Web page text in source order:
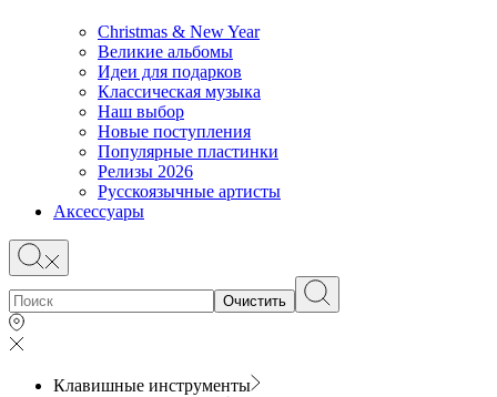
Christmas & New Year
Великие альбомы
Идеи для подарков
Классическая музыка
Наш выбор
Новые поступления
Популярные пластинки
Релизы 2026
Русскоязычные артисты
Аксессуары
Очистить
Клавишные инструменты